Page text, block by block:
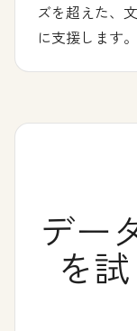
ズを超えた、
に支援します。
デー
を